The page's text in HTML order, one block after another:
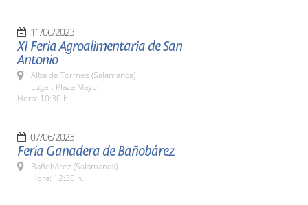
11/06/2023
XI Feria Agroalimentaria de San
Antonio
Alba de Tormes (Salamanca)
Lugar: Plaza Mayor
Hora: 10:30 h.
07/06/2023
Feria Ganadera de Bañobárez
Bañobárez (Salamanca)
Hora: 12:30 h.